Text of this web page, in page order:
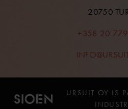
20750
+358 20
URSUIT OY IS